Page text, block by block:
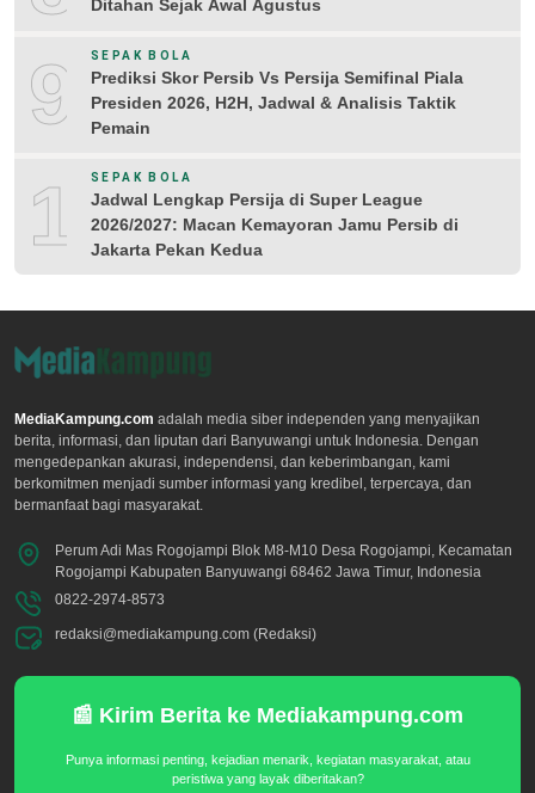
Ditahan Sejak Awal Agustus
9 SEPAK BOLA
Prediksi Skor Persib Vs Persija Semifinal Piala
Presiden 2026, H2H, Jadwal & Analisis Taktik
Pemain
10SEPAK BOLA
Jadwal Lengkap Persija di Super League
2026/2027: Macan Kemayoran Jamu Persib di
Jakarta Pekan Kedua
MediaKampung.com adalah media siber independen yang menyajikan
berita, informasi, dan liputan dari Banyuwangi untuk Indonesia. Dengan
mengedepankan akurasi, independensi, dan keberimbangan, kami
berkomitmen menjadi sumber informasi yang kredibel, terpercaya, dan
bermanfaat bagi masyarakat.
Perum Adi Mas Rogojampi Blok M8-M10 Desa Rogojampi, Kecamatan
Rogojampi Kabupaten Banyuwangi 68462 Jawa Timur, Indonesia
0822-2974-8573
redaksi@mediakampung.com (Redaksi)
📰 Kirim Berita ke Mediakampung.com
Punya informasi penting, kejadian menarik, kegiatan masyarakat, atau
peristiwa yang layak diberitakan?